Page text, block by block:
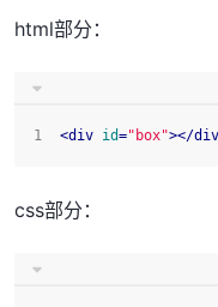
html部分：
<div id="box"></div
css部分：